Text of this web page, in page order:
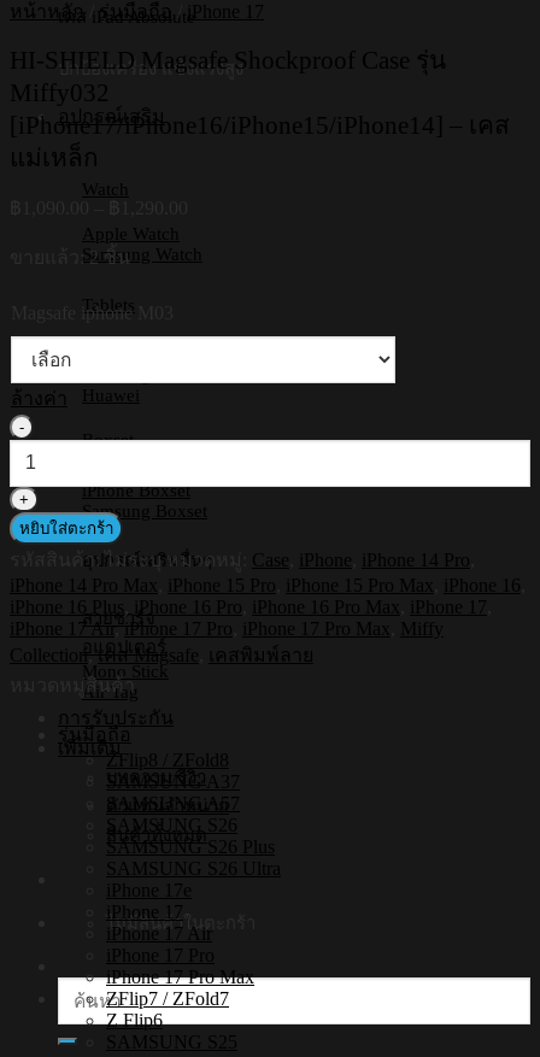
เคส iPad Absolute
ปกป้องเครื่อง แข็งแรงสูง
อุปกรณ์เสริม
Watch
Apple Watch
Samsung Watch
Tablets
Huawei
Boxset
iPhone Boxset
Samsung Boxset
อุปกรณ์เสริมอื่นๆ
สายชาร์จ
อแดปเตอร์
Mono Stick
Air Tag
การรับประกัน
เพิ่มเติม
บทความ/รีวิว
ตัวแทนจำหน่าย
สินค้าทั้งหมด
ไม่มีสินค้าในตะกร้า
ค้นหา:
หน้าหลัก / รุ่นมือถือ / iPhone 17
HI-SHIELD Magsafe Shockproof Case รุ่น
Miffy032
[iPhone17/iPhone16/iPhone15/iPhone14] – เคส
แม่เหล็ก
ขายแล้ว: 2 ชิ้น
Magsafe iphone M03
ล้างค่า
SHIELD
Magsafe
Shockproof
Case
Miffy032
[iPhone17/iPhone16/iPhone15/iPhone14]
-
เคส
เหล็ก
ชิ้น
หยิบใส่ตะกร้า
รหัสสินค้า: ไม่ระบุ หมวดหมู่: Case iPhone iPhone 14 Pro
iPhone 14 Pro Max
iPhone 15 Pro iPhone 15 Pro Max iPhone 16
iPhone 16 Plus
iPhone 16 Pro iPhone 16 Pro Max iPhone 17
iPhone 17 Air,iPhone 17 Pro iPhone 17 Pro Max
Miffy
Collection,เคส Magsafe
เคสพิมพ์ลาย
หมวดหมู่สินค้า
รุ่นมือถือ
ZFlip8 / ZFold8
SAMSUNG A37
SAMSUNG A57
SAMSUNG S26
SAMSUNG S26 Plus
SAMSUNG S26 Ultra
iPhone 17e
iPhone 17
iPhone 17 Air
iPhone 17 Pro
iPhone 17 Pro Max
ZFlip7 / ZFold7
Z Flip6
SAMSUNG S25